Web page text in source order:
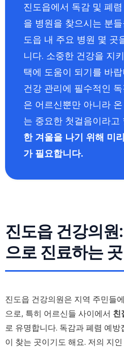
진도읍에서 독감 및 폐
을 병원을 찾으시는 분
도읍 내 주요 병원 몇 곳
니다. 소중한 건강을 지
택에 도움이 되기를 바
건강 관리에 필수적인
은 어르신뿐만 아니라
는 중요한 첫걸음이라고
한 겨울을 나기 위해 미
가 필요합니다.
진도읍 건강의
으로 진료하는 곳
진도읍 건강의원은 지역 주민들
으로, 특히 어르신들 사이에서 친
로 유명합니다. 독감과 폐렴 예
이 찾는 곳이기도 해요. 저의 지